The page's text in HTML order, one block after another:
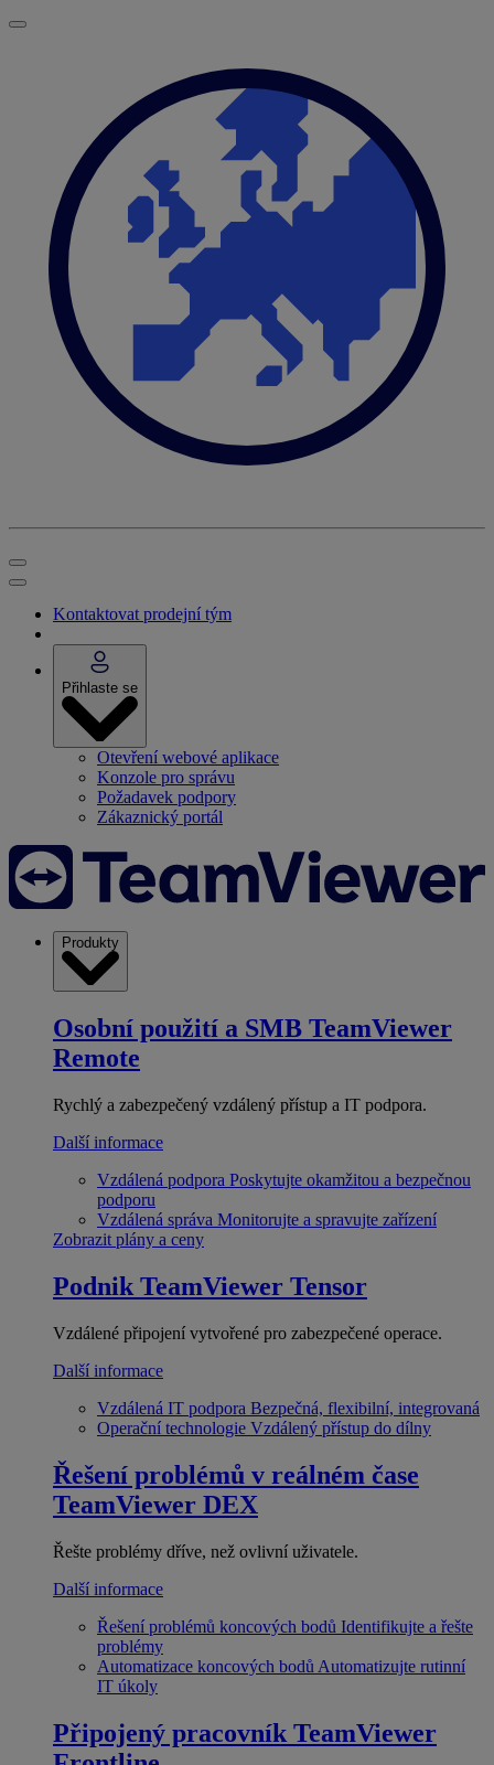
Kontaktovat prodejní tým
Přihlaste se
Otevření webové aplikace
Konzole pro správu
Požadavek podpory
Zákaznický portál
Produkty
Osobní použití a SMB TeamViewer
Remote
Rychlý a zabezpečený vzdálený přístup a IT podpora.
Další informace
Vzdálená podpora Poskytujte okamžitou a bezpečnou
podporu
Vzdálená správa Monitorujte a spravujte zařízení
Zobrazit plány a ceny
Podnik TeamViewer Tensor
Vzdálené připojení vytvořené pro zabezpečené operace.
Další informace
Vzdálená IT podpora Bezpečná, flexibilní, integrovaná
Operační technologie Vzdálený přístup do dílny
Řešení problémů v reálném čase
TeamViewer DEX
Řešte problémy dříve, než ovlivní uživatele.
Další informace
Řešení problémů koncových bodů Identifikujte a řešte
problémy
Automatizace koncových bodů Automatizujte rutinní
IT úkoly
Připojený pracovník TeamViewer